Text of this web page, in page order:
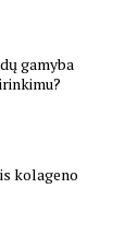
gamyba
kolageno